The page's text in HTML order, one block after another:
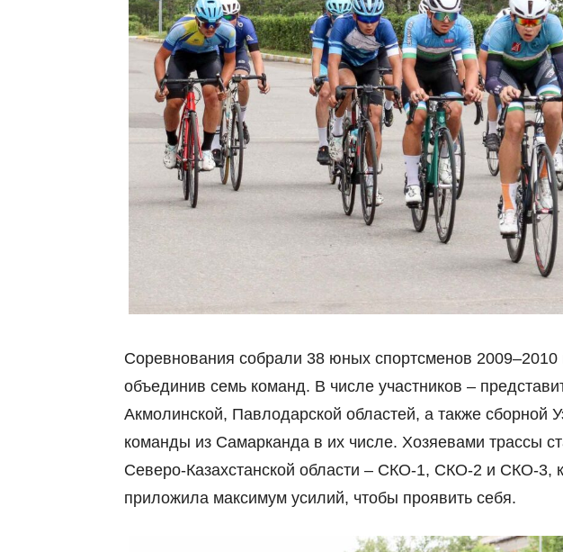
Соревнования собрали 38 юных спортсменов 2009–2010
объединив семь команд. В числе участников –
Акмолинской, Павлодарской областей, а также сборной
команды из Самарканда в их числе. Хозяевами трассы
Северо-Казахстанской области – СКО-1, СКО-2 и СКО-3,
приложила максимум усилий, чтобы проявить себя.